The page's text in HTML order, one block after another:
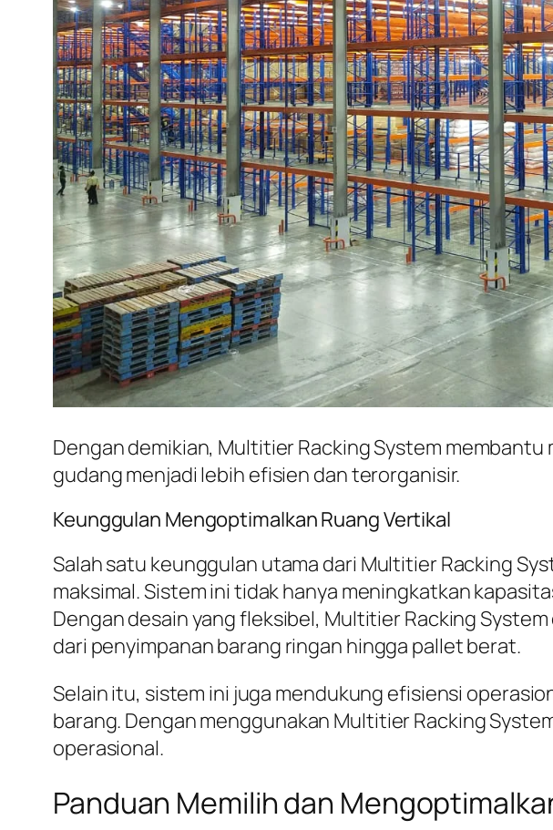
Dengan demikian, Multitier Racking System
gudang menjadi lebih efisien dan terorganisir.
Keunggulan Mengoptimalkan Ruang Vertikal
Salah satu keunggulan utama dari Multitier Racking
maksimal. Sistem ini tidak hanya meningkatkan
Dengan desain yang fleksibel, Multitier Racking
dari penyimpanan barang ringan hingga pallet berat.
Selain itu, sistem ini juga mendukung efisiensi
barang. Dengan menggunakan Multitier Racking
operasional.
Panduan Memilih dan